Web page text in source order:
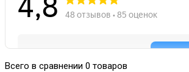
Всего в сравнении 0 товаров